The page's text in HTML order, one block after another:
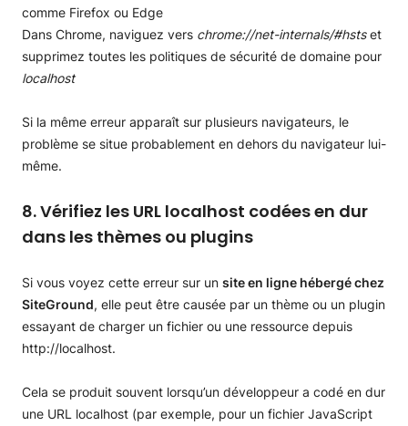
comme Firefox ou Edge
Dans Chrome, naviguez vers chrome://net-internals/#hstset
supprimez toutes les politiques de sécurité de domaine pour
localhost
Si la même erreur apparaît sur plusieurs navigateurs, le
problème se situe probablement en dehors du navigateur lui-
même.
8. Vérifiez les URL localhost codées en dur
dans les thèmes ou plugins
Si vous voyez cette erreur sur un site en ligne hébergé chez
SiteGround, elle peut être causée par un thème ou un plugin
essayant de charger un fichier ou une ressource depuis
http://localhost.
Cela se produit souvent lorsqu’un développeur a codé en dur
une URL localhost (par exemple, pour un fichier JavaScript